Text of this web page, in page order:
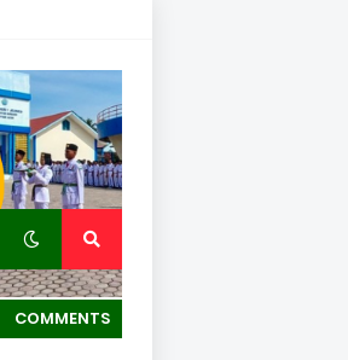
COMMENTS